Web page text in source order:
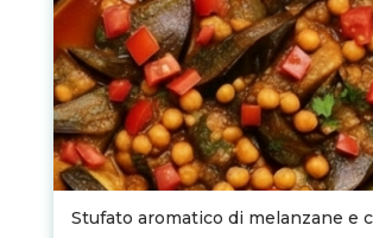
Stufato aromatico di melanzane e